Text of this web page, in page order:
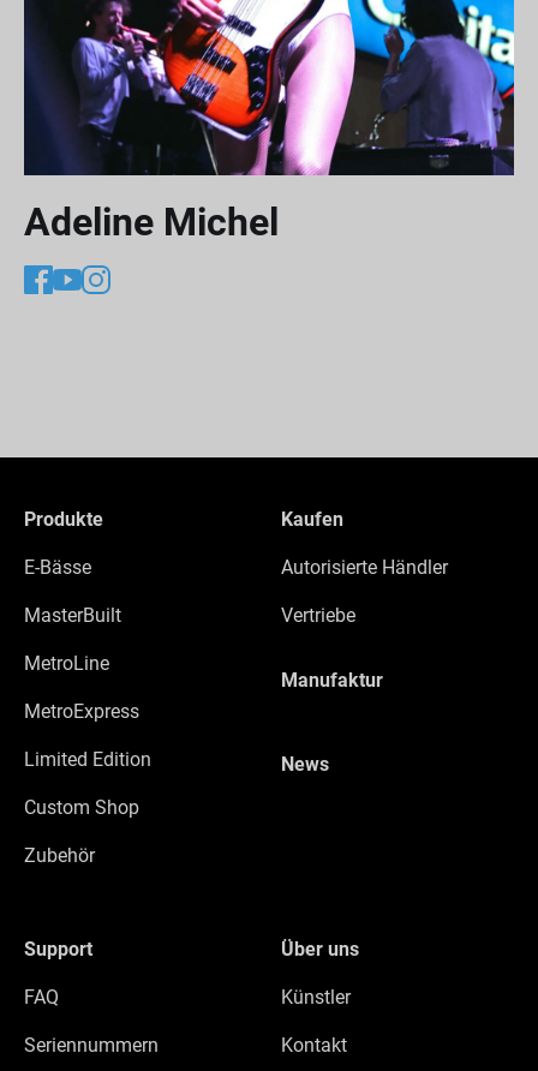
Adeline Michel
Produkte
E-Bässe
MasterBuilt
MetroLine
MetroExpress
Limited Edition
Custom Shop
Zubehör
Kaufen
Autorisierte Händler
Vertriebe
Manufaktur
News
Support
FAQ
Seriennummern
Über uns
Künstler
Kontakt